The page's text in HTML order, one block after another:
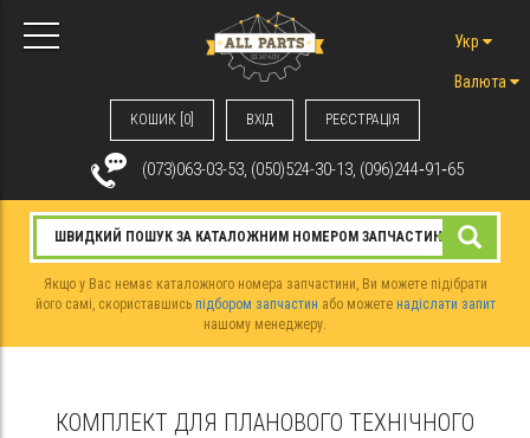
КОШИК [0] ВХIД РЕЄСТРАЦІЯ
Укр
Валюта
(073)063-03-53, (050)524-30-13, (096)244‑91‑65
Якщо у Вас немає каталожного номера запчастини, Ви можете підібрати
його самі, скориставшись підбором запчастин або можете надіслати запит
нашому менеджеру.
КОМПЛЕКТ ДЛЯ ПЛАНОВОГО ТЕХНІЧНОГО